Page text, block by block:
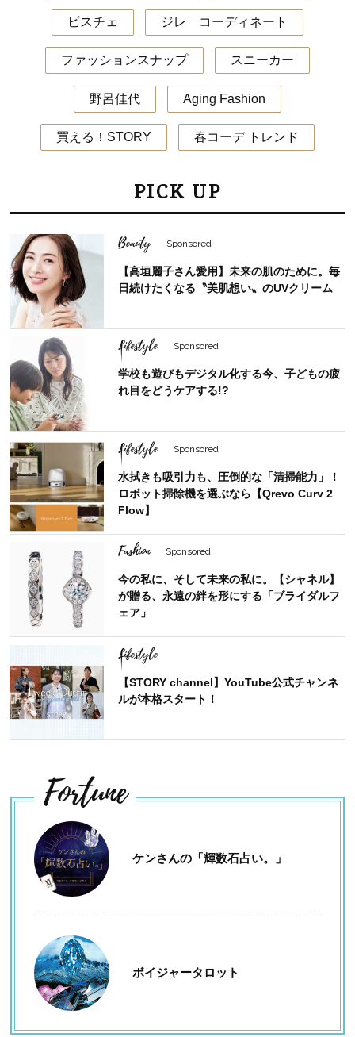
ビスチェ ジレ コーディネート
ファッションスナップ スニーカー
野呂佳代 Aging Fashion
買える！STORY 春コーデ トレンド
PICK UP
Beauty Sponsored
【高垣麗子さん愛用】未来の肌のために。毎
日続けたくなる〝美肌想い〟のUVクリーム
Lifestyle Sponsored
学校も遊びもデジタル化する今、子どもの疲
れ目をどうケアする!?
Lifestyle Sponsored
水拭きも吸引力も、圧倒的な「清掃能力」！
ロボット掃除機を選ぶなら【Qrevo Curv 2
Flow】
Fashion Sponsored
今の私に、そして未来の私に。【シャネル】
が贈る、永遠の絆を形にする「ブライダルフ
ェア」
Lifestyle
【STORY channel】YouTube公式チャンネ
ルが本格スタート！
Fortune
ケンさんの「輝数石占い。」
ボイジャータロット